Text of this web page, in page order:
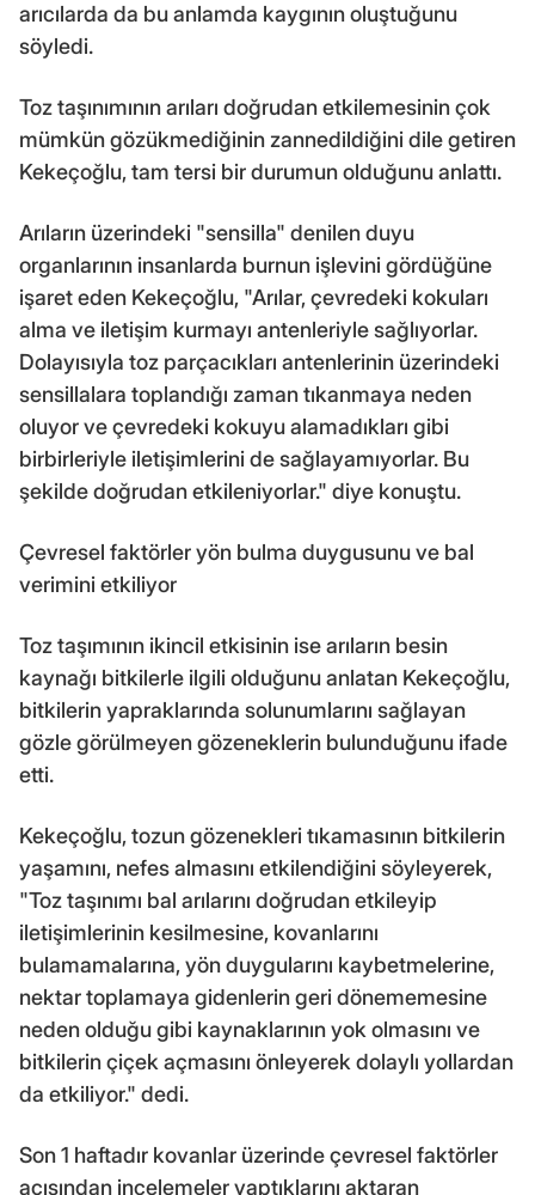
arıcılarda da bu anlamda kaygının oluştuğunu
söyledi.
Toz taşınımının arıları doğrudan etkilemesinin çok
mümkün gözükmediğinin zannedildiğini dile getiren
Kekeçoğlu, tam tersi bir durumun olduğunu anlattı.
Arıların üzerindeki "sensilla" denilen duyu
organlarının insanlarda burnun işlevini gördüğüne
işaret eden Kekeçoğlu, "Arılar, çevredeki kokuları
alma ve iletişim kurmayı antenleriyle sağlıyorlar.
Dolayısıyla toz parçacıkları antenlerinin üzerindeki
sensillalara toplandığı zaman tıkanmaya neden
oluyor ve çevredeki kokuyu alamadıkları gibi
birbirleriyle iletişimlerini de sağlayamıyorlar. Bu
şekilde doğrudan etkileniyorlar." diye konuştu.
Çevresel faktörler yön bulma duygusunu ve bal
verimini etkiliyor
Toz taşımının ikincil etkisinin ise arıların besin
kaynağı bitkilerle ilgili olduğunu anlatan Kekeçoğlu,
bitkilerin yapraklarında solunumlarını sağlayan
gözle görülmeyen gözeneklerin bulunduğunu ifade
etti.
Kekeçoğlu, tozun gözenekleri tıkamasının bitkilerin
yaşamını, nefes almasını etkilendiğini söyleyerek,
"Toz taşınımı bal arılarını doğrudan etkileyip
iletişimlerinin kesilmesine, kovanlarını
bulamamalarına, yön duygularını kaybetmelerine,
nektar toplamaya gidenlerin geri dönememesine
neden olduğu gibi kaynaklarının yok olmasını ve
bitkilerin çiçek açmasını önleyerek dolaylı yollardan
da etkiliyor." dedi.
Son 1 haftadır kovanlar üzerinde çevresel faktörler
açısından incelemeler yaptıklarını aktaran